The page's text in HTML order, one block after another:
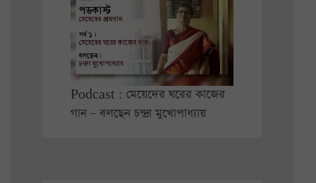
Podcast : মেয়েদের ঘরের কাজের
গান – বলছেন চন্দ্রা মুখোপাধ্যায়